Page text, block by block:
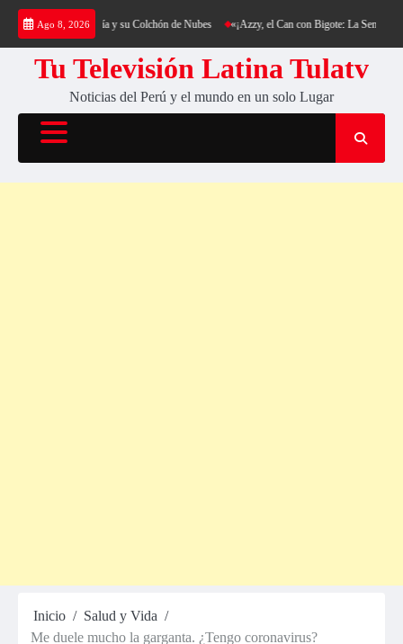
Saltar
contenido
Ago 8, 2026
al Cerro Cantería y su Colchón de Nubes «¡Azzy, el Can con Bigote: La Sensación
Tu Televisión Latina Tulatv
Noticias del Perú y el mundo en un solo Lugar
Inicio
Salud y Vida
Me duele mucho la garganta. ¿Tengo coronavirus?